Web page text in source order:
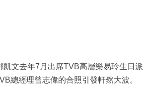
凱文去年7月出席TVB高層樂易玲生日派
總經理曾志偉的合照引發軒然大波。